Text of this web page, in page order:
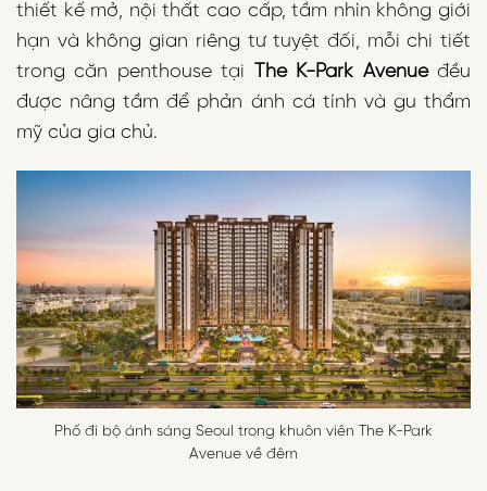
thiết kế mở, nội thất cao cấp, tầm nhìn không giới
hạn và không gian riêng tư tuyệt đối, mỗi chi tiết
trong căn penthouse tại
The K-Park Avenueđều
được nâng tầm để phản ánh cá tính và gu thẩm
mỹ của gia chủ.
Phố đi bộ ánh sáng Seoul trong khuôn viên The K-Park
Avenue về đêm